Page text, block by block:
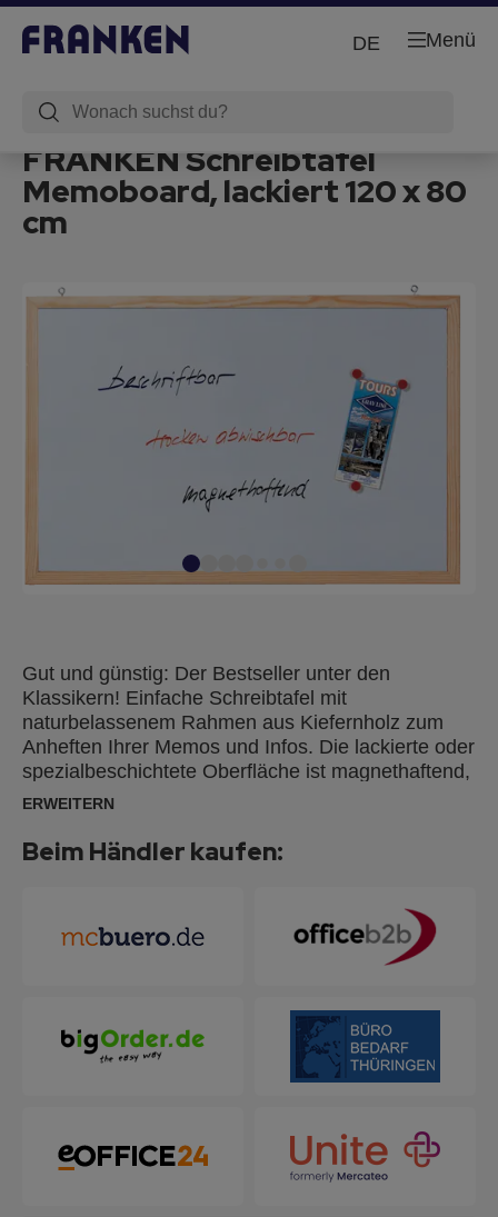
Menü
DE
FRANKEN Schreibtafel
Memoboard, lackiert 120 x 80
cm
Gut und günstig: Der Bestseller unter den
Klassikern! Einfache Schreibtafel mit
naturbelassenem Rahmen aus Kiefernholz zum
Anheften Ihrer Memos und Infos. Die lackierte oder
spezialbeschichtete Oberfläche ist magnethaftend,
beschriftbar und trocken abwischbar. Sie ist ideal
FRANKEN Tafelschreiber mit alkoholgelöster Tinte
Die Montage ist einfach, problemlos und kann
wahlweise im Hoch- oder Querformat erfolgen.
ERWEITERN
Beim Händler kaufen: